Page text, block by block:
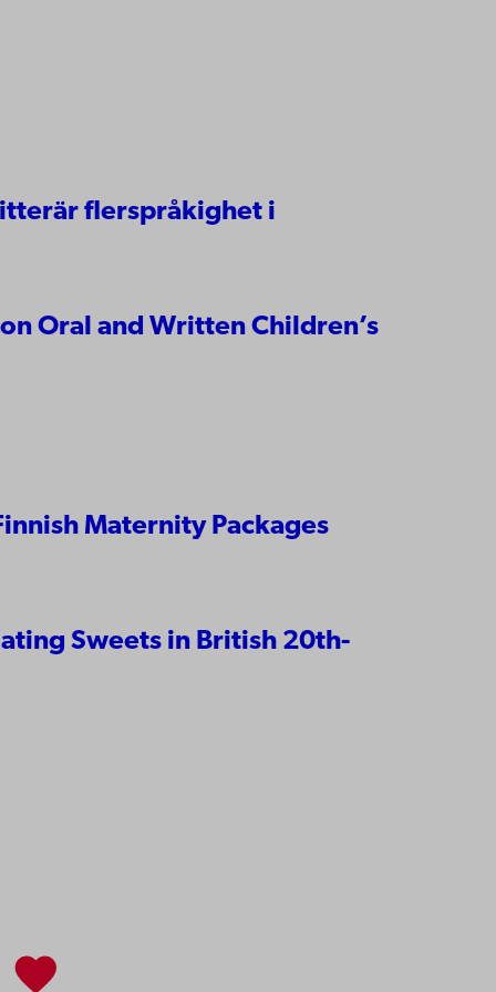
flerspråkighet i
Oral and Written Children’s
Maternity Packages
Sweets in British 20th-